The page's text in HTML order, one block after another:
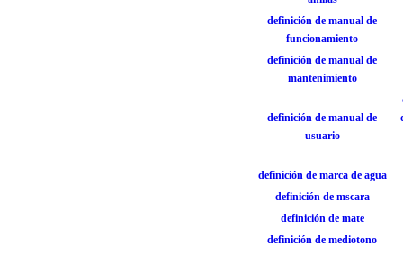
definición de manual de
funcionamiento
definición de manual de
mantenimiento
definición de manual de
usuario
definición de marca de agua
definición de mscara
definición de mate
definición de mediotono